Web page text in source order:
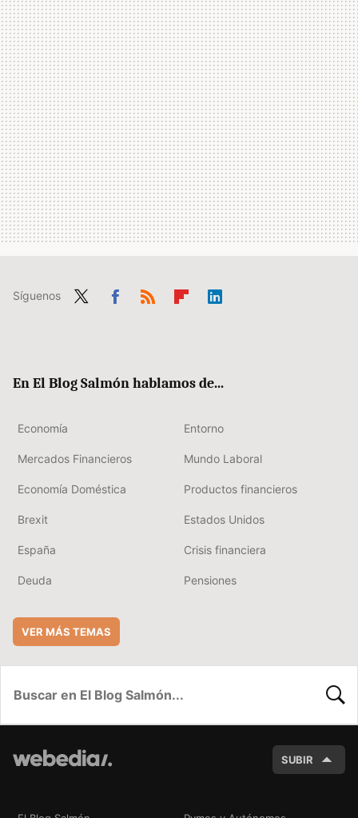
Síguenos
En El Blog Salmón hablamos de...
Economía Entorno
Mercados Financieros Mundo Laboral
Economía Doméstica Productos financieros
Brexit Estados Unidos
España Crisis financiera
Deuda Pensiones
VER MÁS TEMAS
SUBIR